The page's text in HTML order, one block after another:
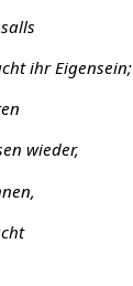
ihr Eigensein;
wieder,